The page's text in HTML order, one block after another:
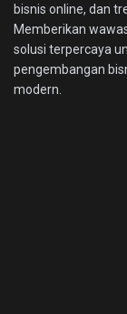
bisnis online, dan
Memberikan
solusi terpercaya
pengembangan
modern.